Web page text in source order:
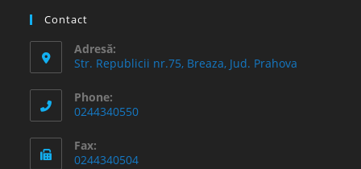
Contact
Adresă:
Str. Republicii nr.75, Breaza, Jud. Prahova
Phone:
0244340550
Fax:
0244340504